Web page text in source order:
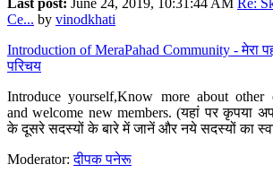
Ce... by vinodkhati
Introduction of MeraPahad Community - मेरा
परिचय
Introduce yourself,Know more about other
and welcome new members. (यहां पर कृपया
के दूसरे सदस्यों के बारे में जानें और नये सदस्यों का
Moderator:दीपक पनेरू